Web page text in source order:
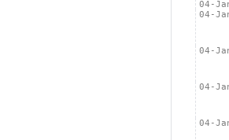
04-
04-
04-
04-
04-